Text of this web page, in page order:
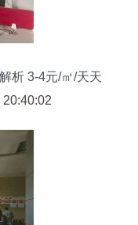
析 3-4元/㎡/天天
发展